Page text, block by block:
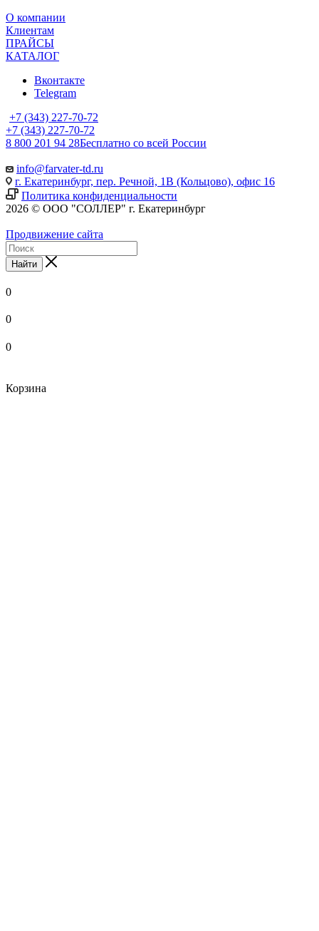
О компании
Клиентам
ПРАЙСЫ
КАТАЛОГ
Вконтакте
Telegram
+7 (343) 227-70-72
+7 (343) 227-70-72
8 800 201 94 28Бесплатно со всей России
info@farvater-td.ru
г. Екатеринбург, пер. Речной, 1В (Кольцово), офис 16
Политика конфиденциальности
2026 © ООО "СОЛЛЕР" г. Екатеринбург
Продвижение сайта
Найти
0
0
0
Корзина